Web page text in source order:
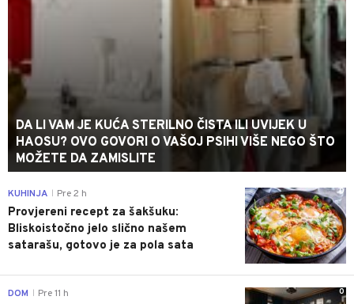
DA LI VAM JE KUĆA STERILNO ČISTA ILI UVIJEK U
HAOSU? OVO GOVORI O VAŠOJ PSIHI VIŠE NEGO ŠTO
MOŽETE DA ZAMISLITE
0
KUHINJA Pre 2 h
Provjereni recept za šakšuku:
Bliskoistočno jelo slično našem
satarašu, gotovo je za pola sata
0
DOM Pre 11 h